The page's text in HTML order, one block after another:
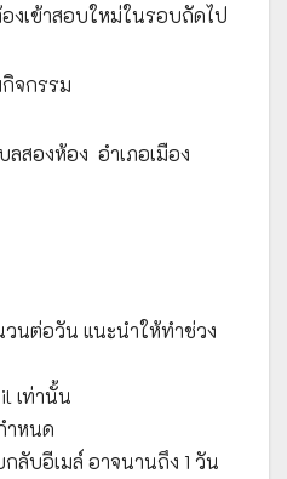
งเข้าสอบใหม่ในรอบถัดไป
จกรรม
สองห้อง อำเภอเมือง
วนต่อวัน แนะนำให้ทำช่วง
เท่านั้น
ำหนด
ลับอีเมล์ อาจนานถึง 1 วัน